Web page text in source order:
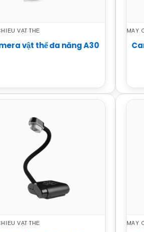
VẬT THỂ
vật thể đa năng A30
MÁY
VẬT THỂ MÁY